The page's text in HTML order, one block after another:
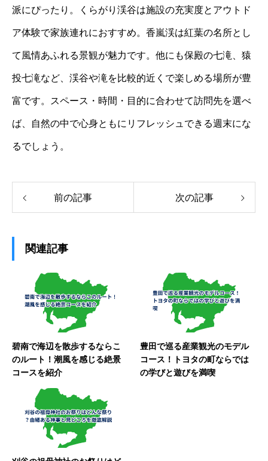
派にぴったり。くらがり渓谷は施設の充実度とアウトド
ア体験で家族連れにおすすめ。香嵐渓は紅葉の名所とし
て風情あふれる景観が魅力です。他にも保殿の七滝、猿
投七滝など、渓谷や滝を比較的近くで楽しめる場所が豊
富です。スペース・時間・目的に合わせて訪問先を選べ
ば、自然の中で心身ともにリフレッシュできる週末にな
るでしょう。
前の記事 次の記事
関連記事
碧南で海辺を散歩するならこ
のルート！潮風を感じる絶景
コースを紹介
豊田で巡る産業観光のモデル
コース！トヨタの町ならでは
の学びと遊びを満喫